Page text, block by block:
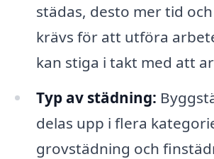
städas, desto mer tid
krävs för att utföra
kan stiga i takt med att
Typ av städning:
delas upp i flera
grovstädning och